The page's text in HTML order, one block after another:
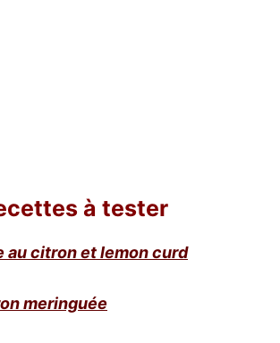
à tester
au citron et lemon curd
meringuée